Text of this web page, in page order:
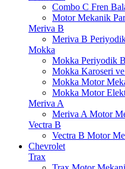
Combo C Fren
Motor Mekanik
Meriva B
Meriva B
Mokka
Mokka Periyodik
Mokka Karoseri
Mokka Motor
Mokka Motor
Meriva A
Meriva A Motor
Vectra B
Vectra B Motor
Chevrolet
Trax